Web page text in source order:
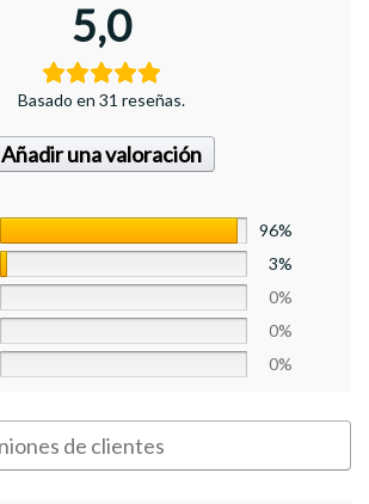
5,0
Basado en 31 reseñas.
Añadir una valoración
96%
3%
0%
0%
0%